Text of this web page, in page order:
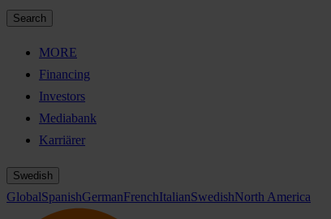
Search
MORE
Financing
Investors
Mediabank
Karriärer
Swedish
GlobalSpanishGermanFrenchItalianSwedishNorth America